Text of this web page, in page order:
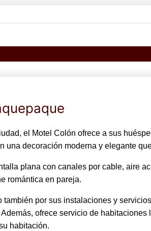
el Motel Colón ofrece a sus
decoración moderna y elegante
plana con canales por cable, aire
romántica en pareja.
por sus instalaciones y
ofrece servicio de
habitación.